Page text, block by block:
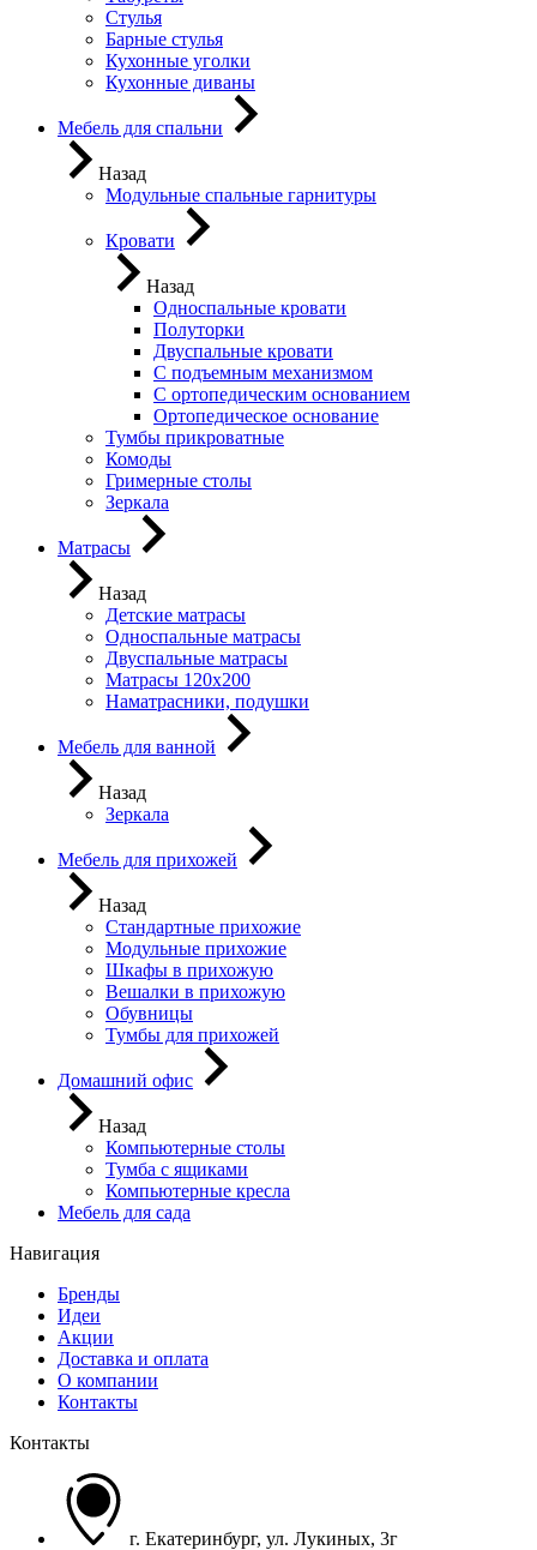
Стулья
Барные стулья
Кухонные уголки
Кухонные диваны
Мебель для спальни
Назад
Модульные спальные гарнитуры
Кровати
Назад
Односпальные кровати
Полуторки
Двуспальные кровати
С подъемным механизмом
С ортопедическим основанием
Ортопедическое основание
Тумбы прикроватные
Комоды
Гримерные столы
Зеркала
Матрасы
Назад
Детские матрасы
Односпальные матрасы
Двуспальные матрасы
Матрасы 120х200
Наматрасники, подушки
Мебель для ванной
Назад
Зеркала
Мебель для прихожей
Назад
Стандартные прихожие
Модульные прихожие
Шкафы в прихожую
Вешалки в прихожую
Обувницы
Тумбы для прихожей
Домашний офис
Назад
Компьютерные столы
Тумба с ящиками
Компьютерные кресла
Мебель для сада
Навигация
Бренды
Идеи
Акции
Доставка и оплата
О компании
Контакты
Контакты
г. Екатеринбург, ул. Лукиных, 3г